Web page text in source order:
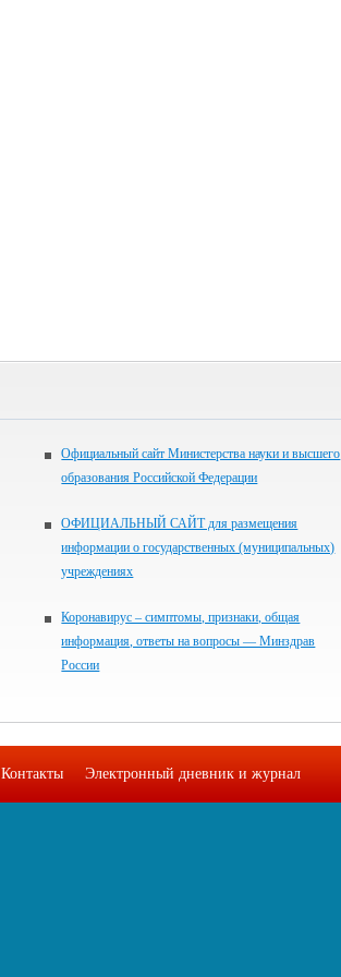
Официальный сайт Министерства науки и высшего
образования Российской Федерации
ОФИЦИАЛЬНЫЙ САЙТ для размещения
информации о государственных (муниципальных)
учреждениях
Коронавирус – симптомы, признаки, общая
информация, ответы на вопросы — Минздрав
России
Контакты Электронный дневник и журнал